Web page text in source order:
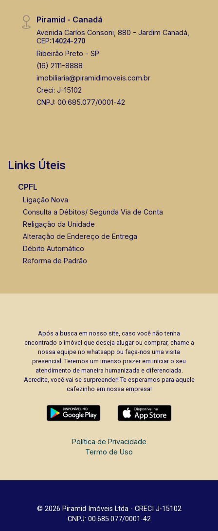
Piramid - Canadá
Avenida Carlos Consoni, 880 - Jardim Canadá,
CEP:14024-270
Ribeirão Preto - SP
(16) 2111-8888
imobiliaria@piramidimoveis.com.br
Creci: J-15102
CNPJ: 00.685.077/0001-42
Links Úteis
CPFL
Ligação Nova
Consulta a Débitos/ Segunda Via de Conta
Religação da Unidade
Alteração de Endereço de Entrega
Débito Automático
Reforma de Padrão
Após a busca em nosso site, caso você não tenha
encontrado o imóvel que deseja alugar ou comprar, chame a
nossa equipe no whatsapp ou faça-nos uma visita
presencial. Teremos um imenso prazer em iniciar o seu
atendimento de maneira humanizada e diferenciada.
Acredite, você vai se surpreender! Te esperamos para aquele
cafezinho em nossa empresa!
Política de Privacidade
Termo de Uso
© 2026 Piramid Imóveis Ltda - CRECI J-15102
CNPJ: 00.685.077/0001-42